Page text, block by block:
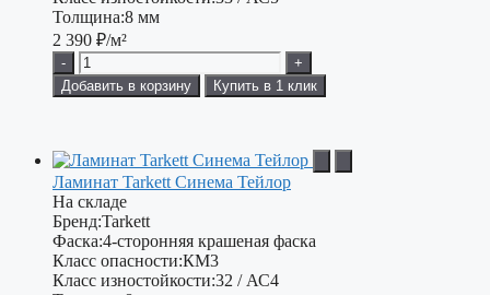
Толщина:8 мм
2 390 ₽/м²
-
+
Добавить в корзину
Купить в 1 клик
Ламинат Tarkett Синема Тейлор
На складе
Бренд:Tarkett
Фаска:4-сторонняя крашеная фаска
Класс опасности:КМ3
Класс изностойкости:32 / АС4